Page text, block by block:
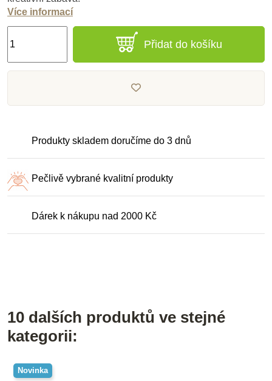
Více informací
Přidat do košíku
Produkty skladem doručíme do 3 dnů
Pečlivě vybrané kvalitní produkty
Dárek k nákupu nad 2000 Kč
10 dalších produktů ve stejné
kategorii:
Novinka